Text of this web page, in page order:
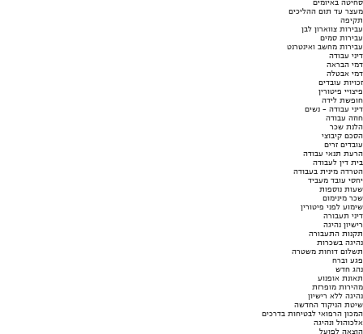
סחיטה באיומים
מעצר עד תום ההליכים
תקיפה
עבירות צווארון לבן
עבירות סמים
עבירות מחשב ואינטרנט
דיני עבודה
דמי הבראה
דמי אבטלה
זכויות עובדים
פיצויי פיטורין
חופשת לידה
דיני עבודה - נשים
חוזה עבודה
הלנת שכר
הסכם קיבוצי
עובדים זרים
הרעת תנאי עבודה
בית דין לעבודה
הטרדה מינית בעבודה
יחסי עובד מעביד
שעות נוספות
שכר מינימום
שימוע לפני פיטורין
דיני תעבורה
רישיון נהיגה
תקנות התעבורה
נהיגה בשכרות
תשלום דוחות משטרה
פגע וברח
נהג חדש
תאונת אופנוע
מהירות מופרזת
נהיגה ללא רישיון
שיטת הניקוד החדשה
המכון הרפואי לבטיחות בדרכים
אלכוהול ונהיגה
הוצאה לפועל